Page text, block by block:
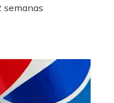
semanas